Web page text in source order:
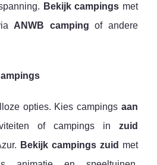
Bekijk campings met
ANWB camping of andere
opties. Kies campings aan
of campings in zuid
Bekijk campings zuid met